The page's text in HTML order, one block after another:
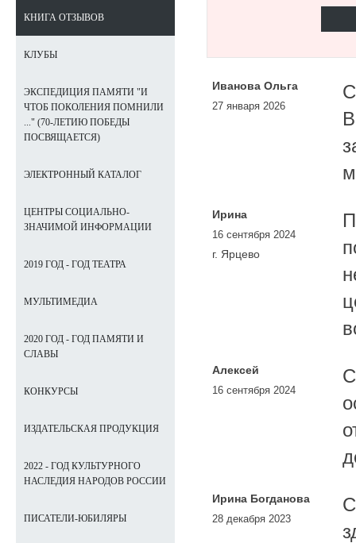
Иванова Ольга
27 января 2026
Ирина
16 сентября 2024
г. Ярцево
Алексей
16 сентября 2024
Ирина Богданова
28 декабря 2023
КНИГА ОТЗЫВОВ
КЛУБЫ
ЭКСПЕДИЦИЯ ПАМЯТИ "И
ЧТОБ ПОКОЛЕНИЯ ПОМНИЛИ
..." (70-ЛЕТИЮ ПОБЕДЫ
ПОСВЯЩАЕТСЯ)
ЭЛЕКТРОННЫЙ КАТАЛОГ
ЦЕНТРЫ СОЦИАЛЬНО-
ЗНАЧИМОЙ ИНФОРМАЦИИ
2019 ГОД - ГОД ТЕАТРА
МУЛЬТИМЕДИА
2020 ГОД - ГОД ПАМЯТИ И
СЛАВЫ
КОНКУРСЫ
ИЗДАТЕЛЬСКАЯ ПРОДУКЦИЯ
2022 - ГОД КУЛЬТУРНОГО
НАСЛЕДИЯ НАРОДОВ РОССИИ
ПИСАТЕЛИ-ЮБИЛЯРЫ